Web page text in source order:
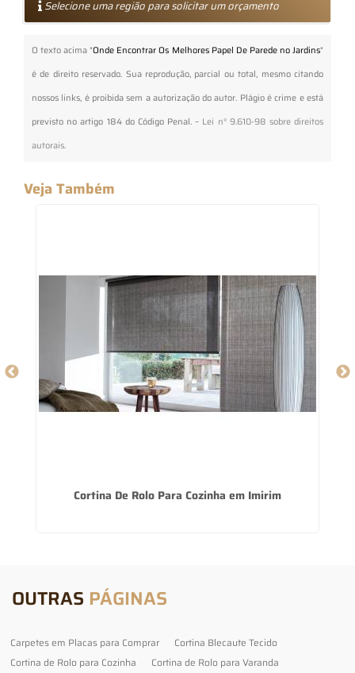
Selecione uma região para solicitar um orçamento
O texto acima "Onde Encontrar Os Melhores Papel De Parede no Jardins"
é de direito reservado. Sua reprodução, parcial ou total, mesmo citando
nossos links, é proibida sem a autorização do autor. Plágio é crime e está
previsto no artigo 184 do Código Penal. – Lei n° 9.610-98 sobre direitos
autorais.
Veja Também
Cortina De Rolo Para Cozinha em Imirim
OUTRAS PÁGINAS
Carpetes em Placas para Comprar
Cortina Blecaute Tecido
Cortina de Rolo para Cozinha
Cortina de Rolo para Varanda